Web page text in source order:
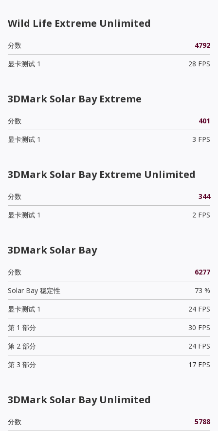
Wild Life Extreme Unlimited
分数
4792
显卡测试 1
28 FPS
3DMark Solar Bay Extreme
分数
401
显卡测试 1
3 FPS
3DMark Solar Bay Extreme Unlimited
分数
344
显卡测试 1
2 FPS
3DMark Solar Bay
分数
6277
Solar Bay 稳定性
73 %
显卡测试 1
24 FPS
第 1 部分
30 FPS
第 2 部分
24 FPS
第 3 部分
17 FPS
3DMark Solar Bay Unlimited
分数 5788